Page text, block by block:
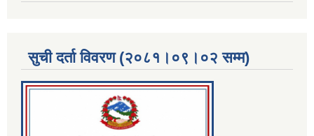
सुची दर्ता विवरण (२०८१।०९।०२ सम्म)